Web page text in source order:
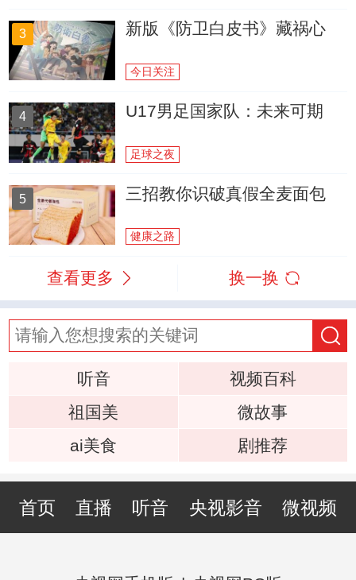
3 新版《防卫白皮书》藏祸心
今日关注
4 U17男足国家队：未来可期
足球之夜
5 三招教你识破真假全麦面包
健康之路
查看更多 换一换
听音
视频百科
祖国美
微故事
ai美食
剧推荐
首页 直播 听音 央视影音 微视频